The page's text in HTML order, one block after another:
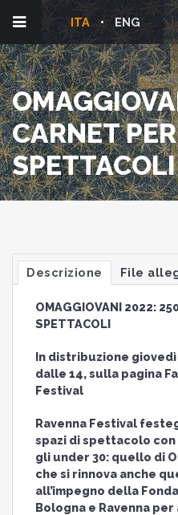
ENG
ITA
CARNET
SPETTACOLI
Descrizione File
OMAGGIOVANI 2022:
SPETTACOLI
In distribuzione giovedì
dalle 14, sulla pagina
Festival
Ravenna Festival
spazi di spettacolo
gli under 30: quello di
che si rinnova anche
all’impegno della
Bologna e Ravenna